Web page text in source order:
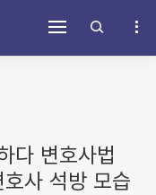
다 변호사법
사 석방 모습